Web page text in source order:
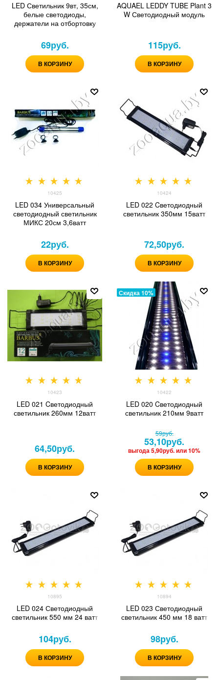
LED Светильник 9вт, 35см,
белые светодиоды,
держатели на отбортовку
69руб.
В КОРЗИНУ
AQUAEL LEDDY TUBE Plant 3
W Светодиодный модуль
115руб.
В КОРЗИНУ
10425
LED 034 Универсальный
светодиодный светильник
МИКС 20см 3,6ватт
22руб.
В КОРЗИНУ
10424
LED 022 Cветодиодный
светильник 350мм 15ватт
72,50руб.
В КОРЗИНУ
10423
LED 021 Cветодиодный
светильник 260мм 12ватт
64,50руб.
В КОРЗИНУ
Скидка 10%
10422
LED 020 Cветодиодный
светильник 210мм 9ватт
59руб.
53,10руб.
выгода5,90руб.или10%
В КОРЗИНУ
10895
LED 024 Светодиодный
светильник 550 мм 24 ватт
104руб.
В КОРЗИНУ
10894
LED 023 Светодиодный
светильник 450 мм 18 ватт
98руб.
В КОРЗИНУ